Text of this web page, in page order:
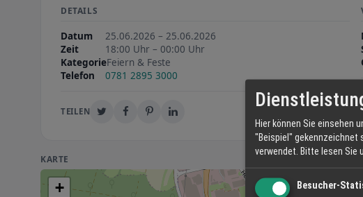
DETAILS
Datum
25.06.2026 – 25.06.2026
Zeit
18:00 Uhr – 00:00 Uhr
KategorieFeiern & Feste
Telefon
0781 2895 3000
TEILEN
KARTE
+
Hier können Sie einsehen
"Beispiel" gekennzeichnet
verwendet. Bitte lesen Sie
Besucher-